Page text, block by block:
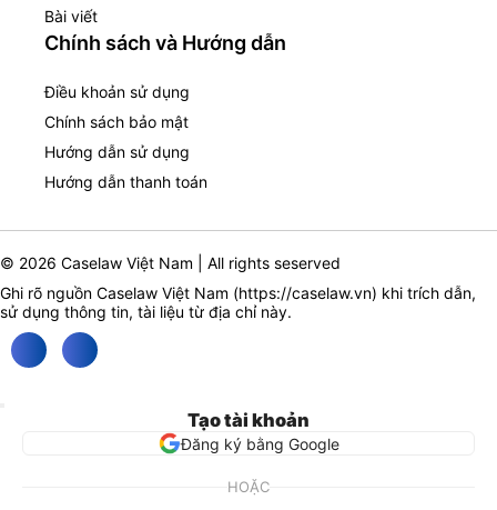
Bài viết
Chính sách và Hướng dẫn
Điều khoản sử dụng
Chính sách bảo mật
Hướng dẫn sử dụng
Hướng dẫn thanh toán
© 2026 Caselaw Việt Nam | All rights seserved
Ghi rõ nguồn Caselaw Việt Nam (https://caselaw.vn) khi trích dẫn,
sử dụng thông tin, tài liệu từ địa chỉ này.
Tạo tài khoản
Đăng ký bằng Google
HOẶC